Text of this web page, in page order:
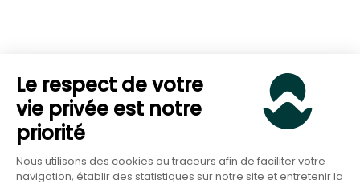
Le respect de votre
vie privée est notre
priorité
Nous utilisons des cookies ou traceurs afin de faciliter votre
navigation, établir des statistiques sur notre site et entretenir la